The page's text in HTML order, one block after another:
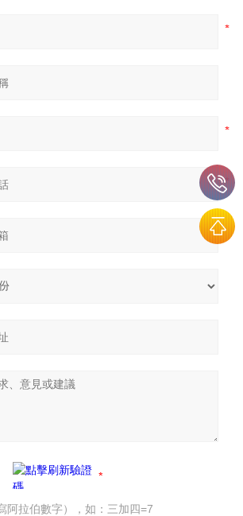
阿拉伯數字），如：三加四=7